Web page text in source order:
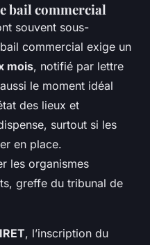
bail commercial
souvent sous-
commercial exige un
mois, notifié par lettre
le moment idéal
des lieux et
surtout si les
en place.
les organismes
greffe du tribunal de
, l’inscription du